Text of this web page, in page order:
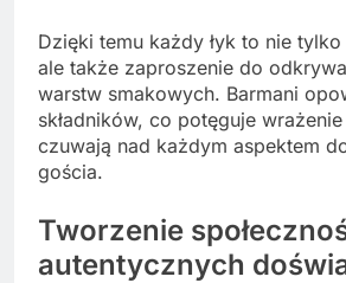
Dzięki temu każdy łyk to nie
ale także zaproszenie do
warstw smakowych. Barmani
składników, co potęguje
czuwają nad każdym aspektem
gościa.
Tworzenie
autentycznych